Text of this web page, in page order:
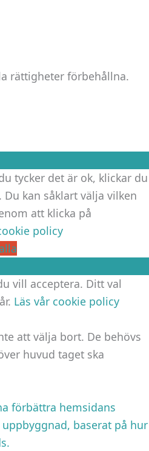
rättigheter förbehållna.
tycker det är ok, klickar du
Du kan såklart välja vilken
att klicka på
policy
vill acceptera. Ditt val
Läs vår cookie policy
att välja bort. De behövs
huvud taget ska
förbättra hemsidans
baserat på hur